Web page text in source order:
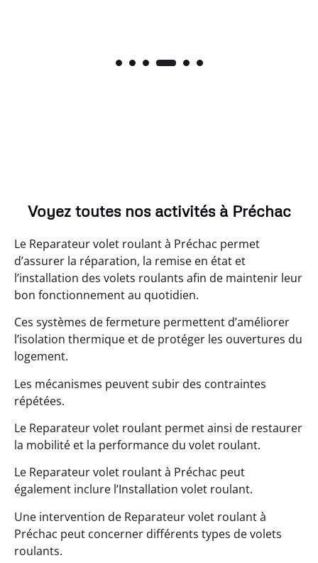
Voyez toutes nos activités à Préchac
Le Reparateur volet roulant à Préchac permet
d’assurer la réparation, la remise en état et
l’installation des volets roulants afin de maintenir leur
bon fonctionnement au quotidien.
Ces systèmes de fermeture permettent d’améliorer
l’isolation thermique et de protéger les ouvertures du
logement.
Les mécanismes peuvent subir des contraintes
répétées.
Le Reparateur volet roulant permet ainsi de restaurer
la mobilité et la performance du volet roulant.
Le Reparateur volet roulant à Préchac peut
également inclure l’Installation volet roulant.
Une intervention de Reparateur volet roulant à
Préchac peut concerner différents types de volets
roulants.